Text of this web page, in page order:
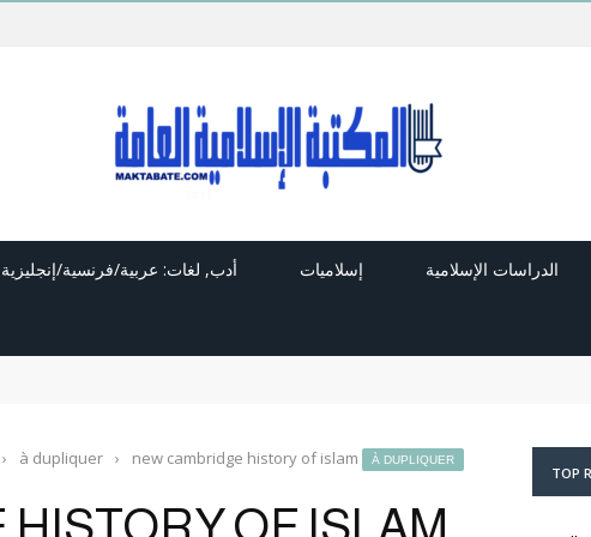
الدراسات الإسلامية إسلاميات أدب, لغات: عربية/فرنسية/إنجليزية
À DUPLIQUER
› à dupliquer › new cambridge history of islam
OF ISLAM
TOP